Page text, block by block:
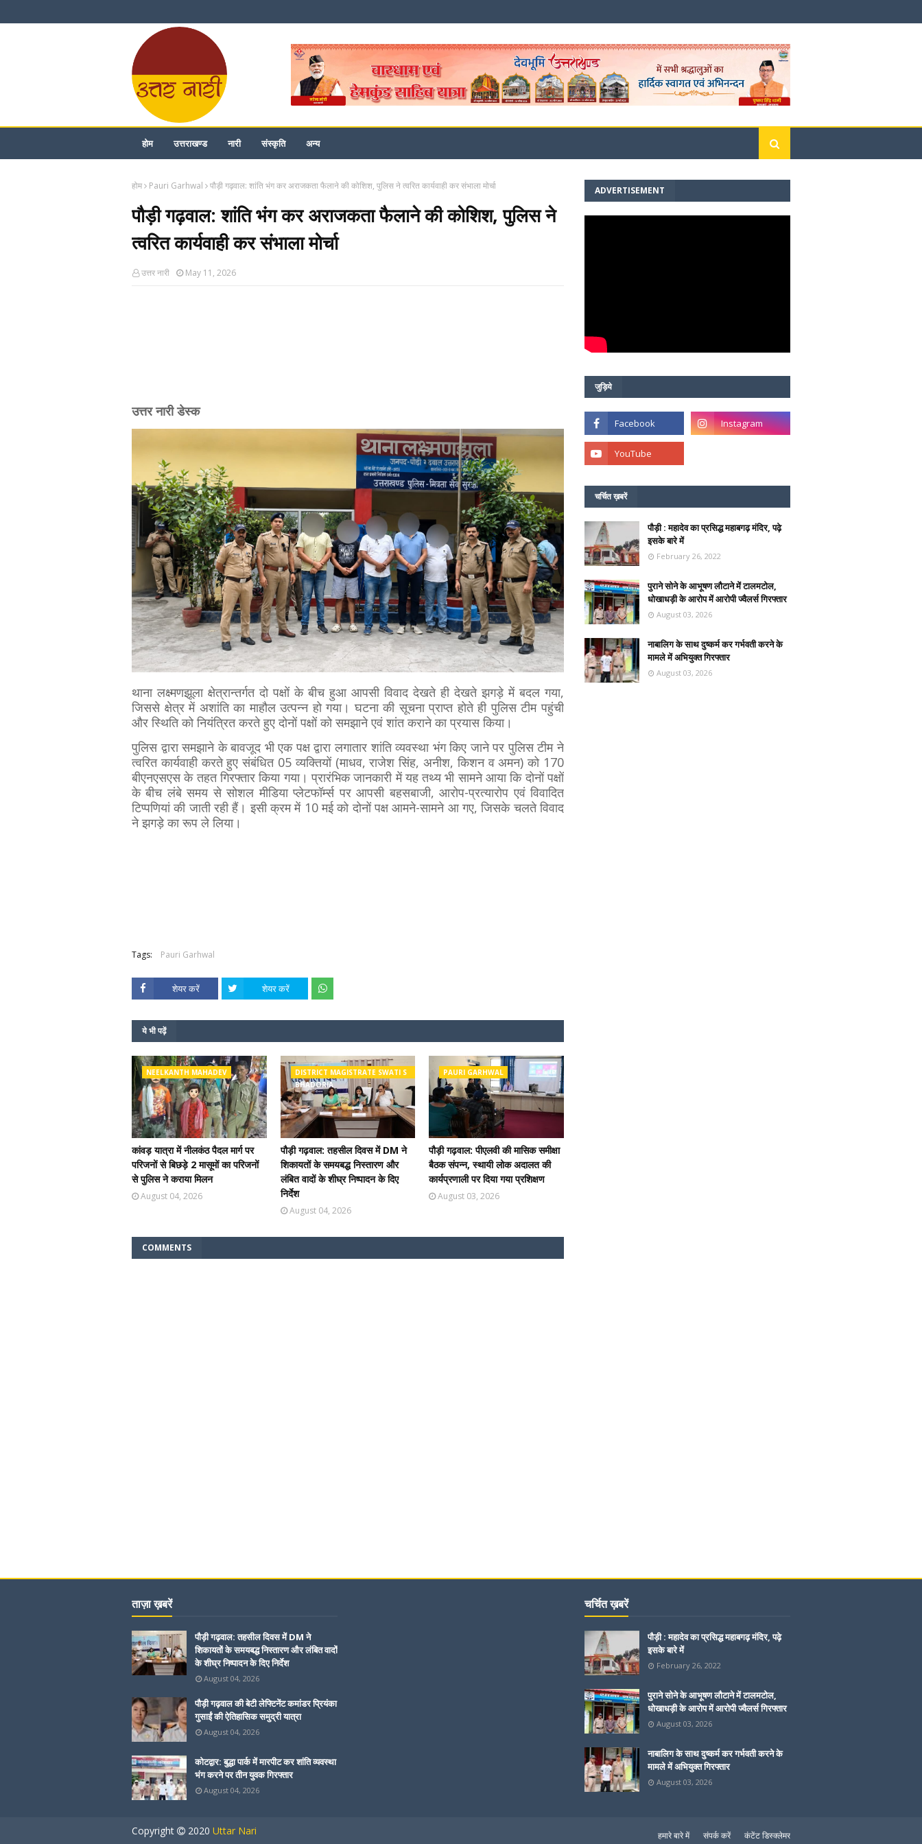
होम उत्तराखण्ड नारी संस्कृति अन्य
होम Pauri Garhwal पौड़ी गढ़वाल: शांति भंग कर अराजकता फैलाने की कोशिश, पुलिस ने त्वरित कार्यवाही कर संभाला मोर्चा
पौड़ी गढ़वाल: शांति भंग कर अराजकता फैलाने की कोशिश, पुलिस ने
त्वरित कार्यवाही कर संभाला मोर्चा
उत्तर नारी May 11, 2026
उत्तर नारी डेस्क
थाना लक्ष्मणझूला क्षेत्रान्तर्गत दो पक्षों के बीच हुआ आपसी विवाद देखते ही देखते झगड़े में बदल गया,
जिससे क्षेत्र में अशांति का माहौल उत्पन्न हो गया। घटना की सूचना प्राप्त होते ही पुलिस टीम पहुंची
और स्थिति को नियंत्रित करते हुए दोनों पक्षों को समझाने एवं शांत कराने का प्रयास किया।
पुलिस द्वारा समझाने के बावजूद भी एक पक्ष द्वारा लगातार शांति व्यवस्था भंग किए जाने पर पुलिस टीम ने
त्वरित कार्यवाही करते हुए संबंधित 05 व्यक्तियों (माधव, राजेश सिंह, अनीश, किशन व अमन) को 170
बीएनएसएस के तहत गिरफ्तार किया गया। प्रारंभिक जानकारी में यह तथ्य भी सामने आया कि दोनों पक्षों
के बीच लंबे समय से सोशल मीडिया प्लेटफॉर्म्स पर आपसी बहसबाजी, आरोप-प्रत्यारोप एवं विवादित
टिप्पणियां की जाती रही हैं। इसी क्रम में 10 मई को दोनों पक्ष आमने-सामने आ गए, जिसके चलते विवाद
ने झगड़े का रूप ले लिया।
Tags: Pauri Garhwal
शेयर करें शेयर करें
ये भी पढ़ें
NEELKANTH MAHADEV
कांवड़ यात्रा में नीलकंठ पैदल मार्ग पर
परिजनों से बिछड़े 2 मासूमों का परिजनों
से पुलिस ने कराया मिलन
August 04, 2026
DISTRICT MAGISTRATE SWATI S
BHADORIA
पौड़ी गढ़वाल: तहसील दिवस में DM ने
शिकायतों के समयबद्ध निस्तारण और
लंबित वादों के शीघ्र निष्पादन के दिए
निर्देश
August 04, 2026
PAURI GARHWAL
पौड़ी गढ़वाल: पीएलवी की मासिक समीक्षा
बैठक संपन्न, स्थायी लोक अदालत की
कार्यप्रणाली पर दिया गया प्रशिक्षण
August 03, 2026
COMMENTS
ADVERTISEMENT
जुड़िये
चर्चित ख़बरें
पौड़ी : महादेव का प्रसिद्ध महाबगढ़ मंदिर, पढ़े
इसके बारे में
February 26, 2022
पुराने सोने के आभूषण लौटाने में टालमटोल,
धोखाधड़ी के आरोप में आरोपी ज्वैलर्स गिरफ्तार
August 03, 2026
नाबालिग के साथ दुष्कर्म कर गर्भवती करने के
मामले में अभियुक्त गिरफ्तार
August 03, 2026
ताज़ा ख़बरें
पौड़ी गढ़वाल: तहसील दिवस में DM ने
शिकायतों के समयबद्ध निस्तारण और लंबित वादों
के शीघ्र निष्पादन के दिए निर्देश
August 04, 2026
पौड़ी गढ़वाल की बेटी लेफ्टिनेंट कमांडर प्रियंका
गुसाईं की ऐतिहासिक समुद्री यात्रा
August 04, 2026
कोटद्वार: बुद्धा पार्क में मारपीट कर शांति व्यवस्था
भंग करने पर तीन युवक गिरफ्तार
August 04, 2026
चर्चित ख़बरें
पौड़ी : महादेव का प्रसिद्ध महाबगढ़ मंदिर, पढ़े
इसके बारे में
February 26, 2022
पुराने सोने के आभूषण लौटाने में टालमटोल,
धोखाधड़ी के आरोप में आरोपी ज्वैलर्स गिरफ्तार
August 03, 2026
नाबालिग के साथ दुष्कर्म कर गर्भवती करने के
मामले में अभियुक्त गिरफ्तार
August 03, 2026
हमारे बारे में संपर्क करें कंटेंट डिस्क्लेमर
Copyright 2020 Uttar Nari